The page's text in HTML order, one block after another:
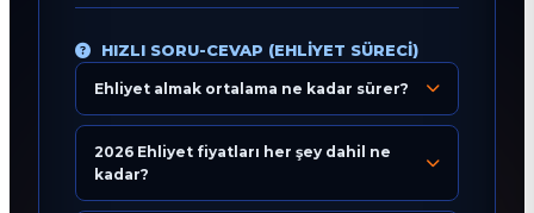
HIZLI SORU-CEVAP (EHLIYET SÜRECI)
Ehliyet almak ortalama ne kadar sürer?
2026 Ehliyet fiyatları her şey dahil ne
kadar?
Eğitim Danışmanı
Bugün 09:40